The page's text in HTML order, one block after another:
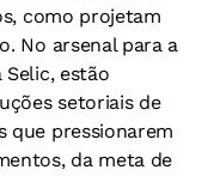
como projetam
No arsenal para a
estão
setoriais de
que pressionarem
da meta de